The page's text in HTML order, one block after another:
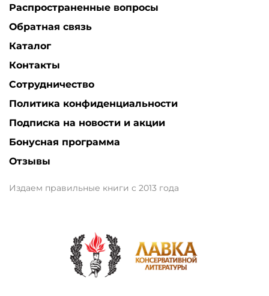
Распространенные вопросы
Обратная связь
Каталог
Контакты
Сотрудничество
Политика конфиденциальности
Подписка на новости и акции
Бонусная программа
Отзывы
Издаем правильные книги с 2013 года